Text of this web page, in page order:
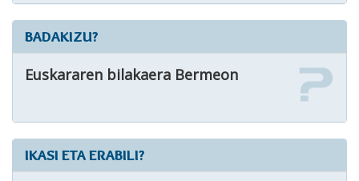
BADAKIZU?
Euskararen bilakaera Bermeon
IKASI ETA ERABILI?